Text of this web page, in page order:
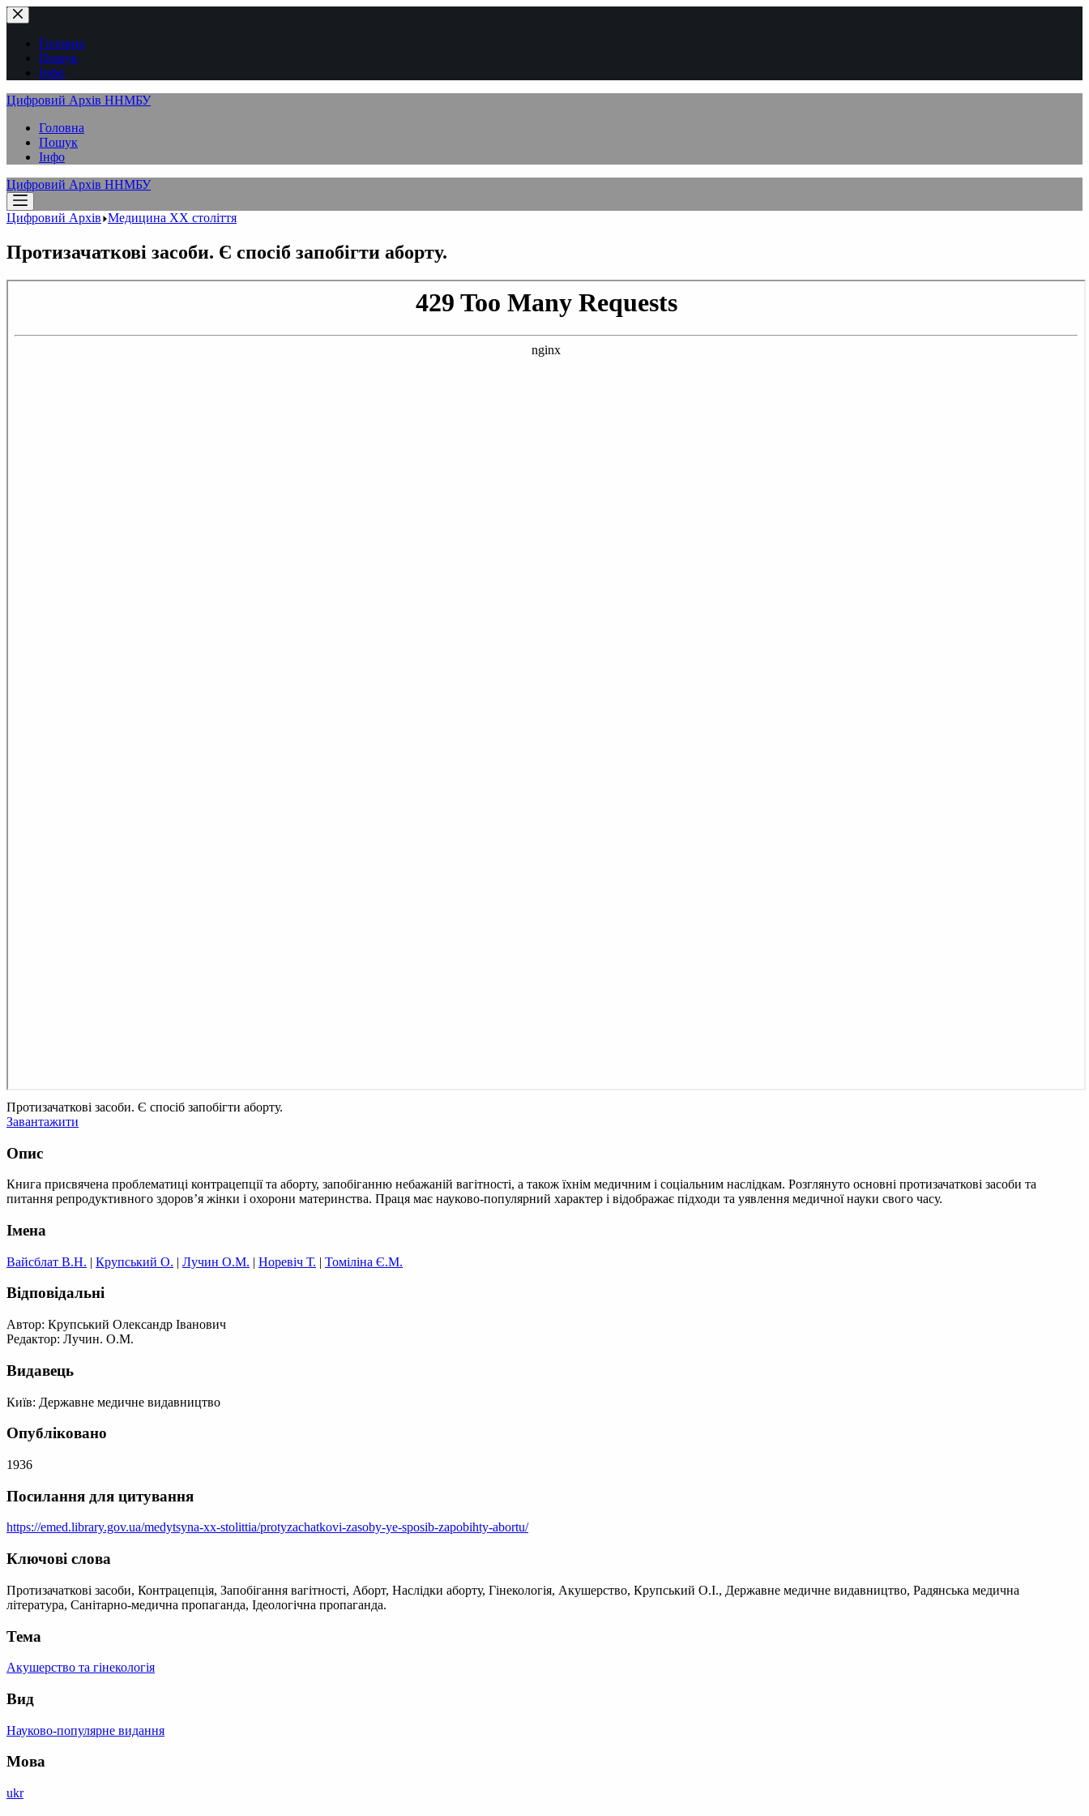
Перейти
до
вмістуГоловна
Пошук
Інфо
Цифровий Архів ННМБУ
Головна
Пошук
Інфо
Цифровий Архів ННМБУ
Цифровий Архів Медицина XX століття
Протизачаткові засоби. Є спосіб запобігти аборту.
Протизачаткові засоби. Є спосіб запобігти аборту.
Завантажити
Опис
Книга присвячена проблематиці контрацепції та аборту, запобіганню небажаній вагітності, а також їхнім медичним і соціальним наслідкам. Розглянуто основні протизачаткові засоби та
питання репродуктивного здоров’я жінки і охорони материнства. Праця має науково-популярний характер і відображає підходи та уявлення медичної науки свого часу.
Імена
Вайсблат В.Н. | Крупський О. | Лучин О.М. | Норевіч Т. | Томіліна Є.М.
Відповідальні
Автор: Крупський Олександр Іванович
Редактор: Лучин. О.М.
Видавець
Київ: Державне медичне видавництво
Опубліковано
1936
Посилання для цитування
https://emed.library.gov.ua/medytsyna-xx-stolittia/protyzachatkovi-zasoby-ye-sposib-zapobihty-abortu/
Ключові слова
Протизачаткові засоби, Контрацепція, Запобігання вагітності, Аборт, Наслідки аборту, Гінекологія, Акушерство, Крупський О.І., Державне медичне видавництво, Радянська медична
література, Санітарно-медична пропаганда, Ідеологічна пропаганда.
Тема
Акушерство та гінекологія
Вид
Науково-популярне видання
Мова
ukr